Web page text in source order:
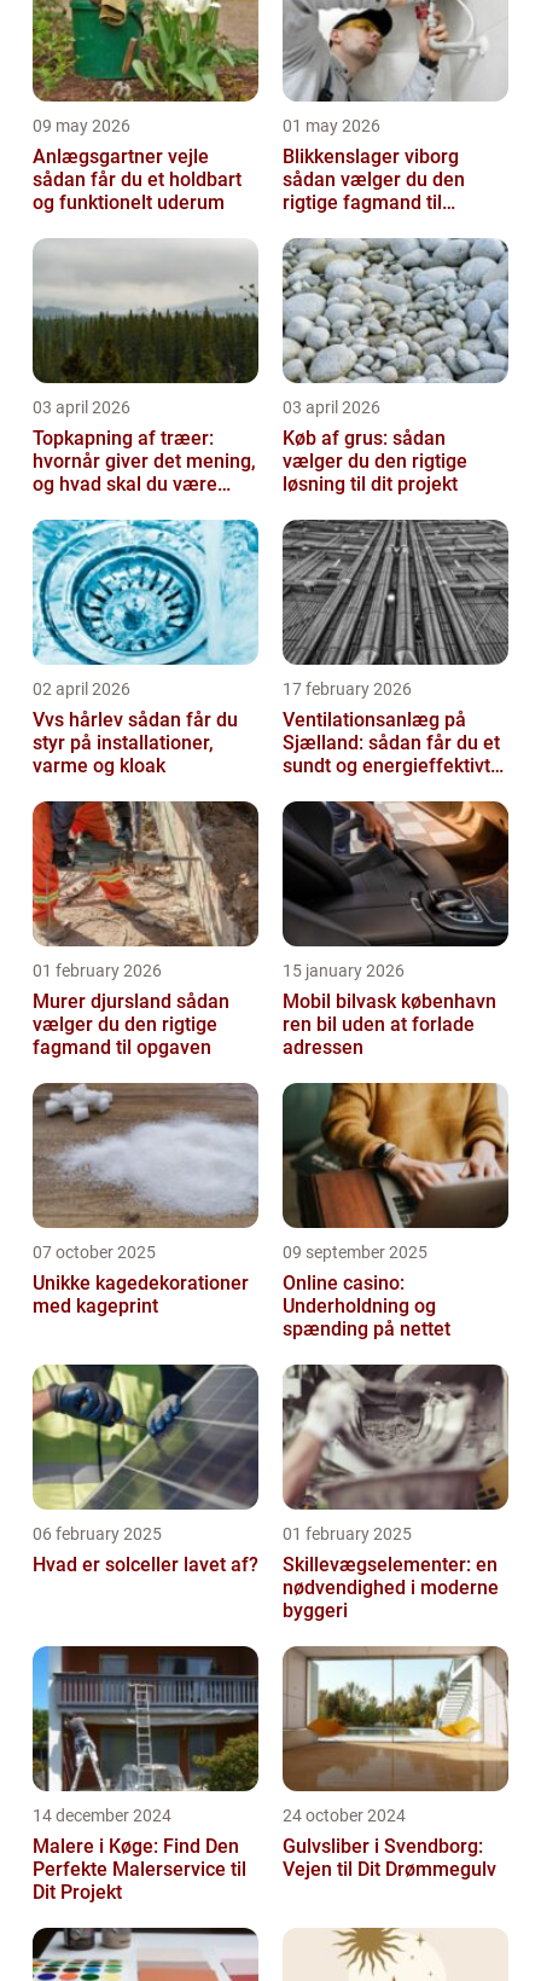
09 may 2026
Anlægsgartner vejle
sådan får du et holdbart
og funktionelt uderum
01 may 2026
Blikkenslager viborg
sådan vælger du den
rigtige fagmand til
03 april 2026
Topkapning af træer:
hvornår giver det mening,
og hvad skal du være
03 april 2026
Køb af grus: sådan
vælger du den rigtige
løsning til dit projekt
02 april 2026
Vvs hårlev sådan får du
styr på installationer,
varme og kloak
17 february 2026
Ventilationsanlæg på
Sjælland: sådan får du et
sundt og energieffektivt
01 february 2026
Murer djursland sådan
vælger du den rigtige
fagmand til opgaven
15 january 2026
Mobil bilvask københavn
ren bil uden at forlade
adressen
07 october 2025
Unikke kagedekorationer
med kageprint
09 september 2025
Online casino:
Underholdning og
spænding på nettet
06 february 2025
Hvad er solceller lavet af?
01 february 2025
Skillevægselementer: en
nødvendighed i moderne
byggeri
14 december 2024
Malere i Køge: Find Den
Perfekte Malerservice til
Dit Projekt
24 october 2024
Gulvsliber i Svendborg:
Vejen til Dit Drømmegulv